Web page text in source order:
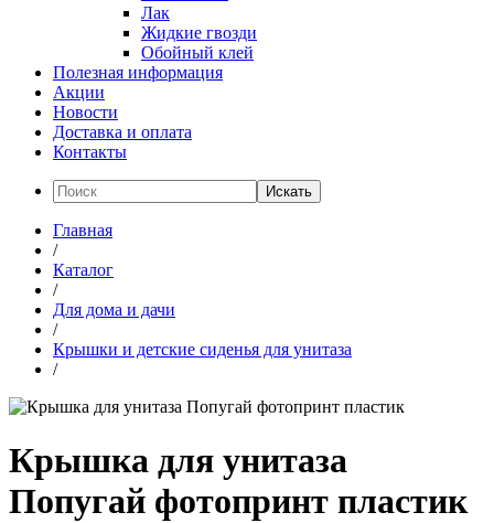
Лак
Жидкие гвозди
Обойный клей
Полезная информация
Акции
Новости
Доставка и оплата
Контакты
Искать
Главная
/
Каталог
/
Для дома и дачи
/
Крышки и детские сиденья для унитаза
/
Крышка для унитаза
Попугай фотопринт пластик